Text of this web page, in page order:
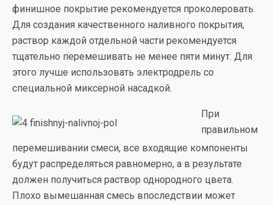
финишное покрытие рекомендуется проколеровать.
Для создания качественного наливного покрытия,
раствор каждой отдельной части рекомендуется
тщательно перемешивать не менее пяти минут. Для
этого лучше использовать электродрель со
специальной миксерной насадкой.
При
правильном
перемешивании смеси, все входящие компоненты
будут распределяться равномерно, а в результате
должен получиться раствор однородного цвета.
Плохо вымешанная смесь впоследствии может